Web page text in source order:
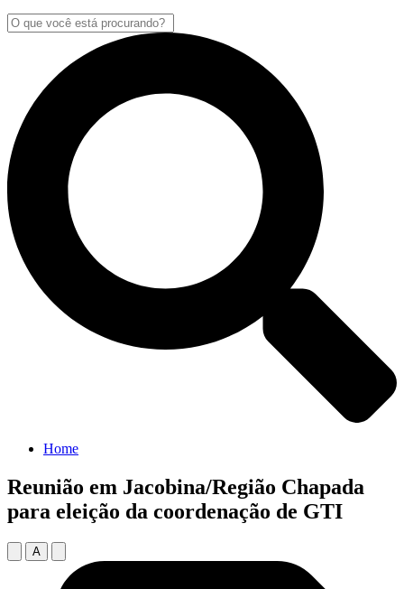
Home
Reunião em Jacobina/Região Chapada
para eleição da coordenação de GTI
A